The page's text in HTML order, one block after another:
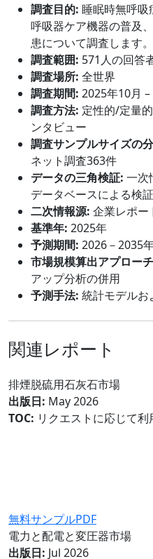
調査目的: 睡眠時無呼吸
呼吸器ケア機器の普及
患について調査します。
調査範囲: 571人の回答
調査場所: 全世界
調査期間: 2025年10月
調査方法: 定性的/定量
ンタビュー
調査サンプルサイズの
ネット調査363件
データの三角検証: 一次
データベースによる検証
二次情報源: 企業レポー
基準年: 2025年
予測期間: 2026－2035
市場規模算出アプロー
アップ分析の併用
予測手法: 統計モデルお
関連レポート
排煙脱硫用石灰石市場
出版日: May 2026
TOC: リクエストに応じて利
無料サンプルPDF
電力と配電と変圧器市場
出版日: Jul 2026